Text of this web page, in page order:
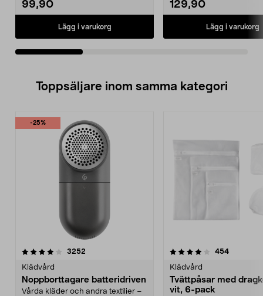
99,90
Lägg i varukorg
129,90
Lägg i varukorg
Toppsäljare inom samma kategori
-25%
3252
Klädvård
Noppborttagare batteridriven
Vårda kläder och andra textilier –
4.0 av 5 stjärnor 454
Klädvård
Tvättpåsar med
vit, 6-pack
3.5 av 5 stjärnor